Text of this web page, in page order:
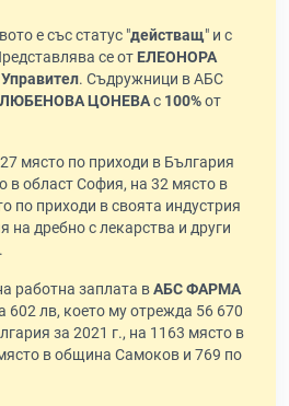
е със статус "действащ" и с
се от ЕЛЕОНОРА
. Съдружници в АБС
ЦОНЕВАс 100%от
място по приходи в България
в област София, на 32 място в
по приходи в своята индустрия
на дребно с лекарства и други
работна заплата вАБС ФАРМА
602 лв, което му отрежда 56 670
за 2021 г., на 1163 място в
в община Самоков и 769 по